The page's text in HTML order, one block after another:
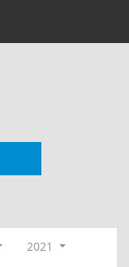
2021